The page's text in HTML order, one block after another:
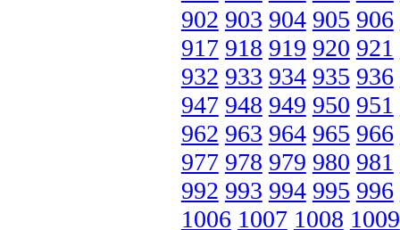
902 903 904 905 906
917 918 919 920 921
932 933 934 935 936
947 948 949 950 951
962 963 964 965 966
977 978 979 980 981
992 993 994 995 996
1006 1007 1008 1009